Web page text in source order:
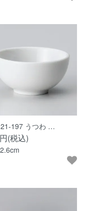
197 うつわ …
(税込)